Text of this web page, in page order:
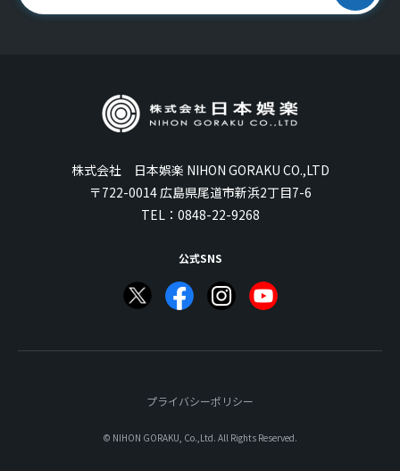
株式会社 日本娯楽 NIHON GORAKU CO.,LTD
〒722-0014 広島県尾道市新浜2丁目7-6
TEL： 0848-22-9268
公式SNS
プライバシーポリシー
© NIHON GORAKU, Co.,Ltd. All Rights Reserved.